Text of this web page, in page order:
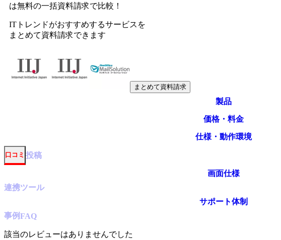
は無料の一括資料請求で比較！
ITトレンドがおすすめするサービスを
まとめて資料請求できます
まとめて資料請求
製品
価格・料金
仕様・動作環境
口コミ 投稿
画面仕様
連携ツール
サポート体制
事例FAQ
該当のレビューはありませんでした